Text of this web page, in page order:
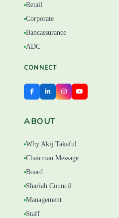
Retail
Corporate
Bancassurance
ADC
CONNECT
ABOUT
Why Akij Takaful
Chairman Message
Board
Shariah Council
Management
Staff